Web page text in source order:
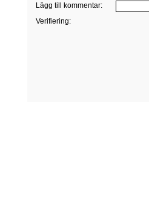
Lägg till kommentar:
Verifiering: